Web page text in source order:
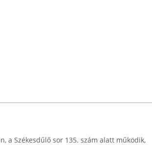
a Székesdűlő sor 135. szám alatt működik,